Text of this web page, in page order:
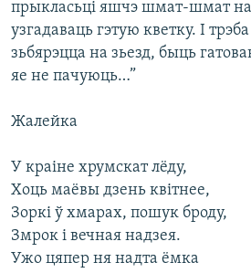
прыкласьці яшчэ шмат-шмат
узгадаваць гэтую кветку. І
зьбярэцца на зьезд, быць
яе не пачуюць…”
Жалейка
У краіне хрумскат лёду,
Хоць маёвы дзень квітнее,
Зоркі ў хмарах, пошук броду,
Змрок і вечная надзея.
Ужо цяпер ня надта ёмка